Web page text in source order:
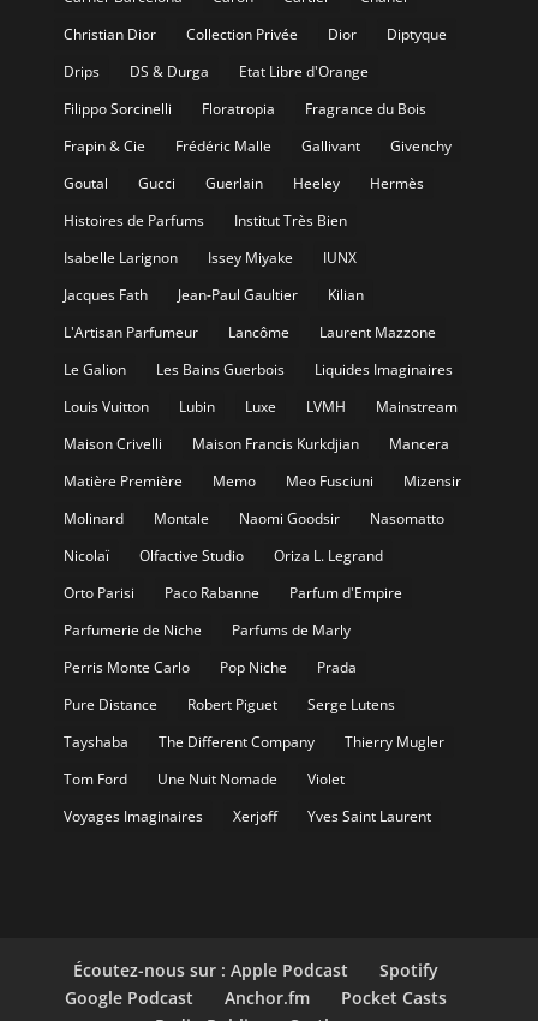
Christian Dior
Collection Privée Dior
Diptyque
Drips
DS & Durga
Etat Libre d'Orange
Filippo Sorcinelli
Floratropia
Fragrance du Bois
Frapin & Cie
Frédéric Malle Gallivant
Givenchy
Goutal
Gucci Guerlain Heeley
Hermès
Histoires de Parfums
Institut Très Bien
Isabelle Larignon
Issey Miyake
IUNX
Jacques Fath
Jean-Paul Gaultier
Kilian
L'Artisan Parfumeur
Lancôme
Laurent Mazzone
Le Galion
Les Bains Guerbois
Liquides Imaginaires
Louis Vuitton
Lubin Luxe LVMH
Mainstream
Maison Crivelli
Maison Francis Kurkdjian
Mancera
Matière Première
Memo Meo Fusciuni
Mizensir
Molinard
Montale Naomi Goodsir
Nasomatto
Nicolaï
Olfactive Studio
Oriza L. Legrand
Orto Parisi
Paco Rabanne
Parfum d'Empire
Parfumerie de Niche
Parfums de Marly
Perris Monte Carlo
Pop Niche
Prada
Pure Distance
Robert Piguet
Serge Lutens
Tayshaba
The Different Company
Thierry Mugler
Tom Ford
Une Nuit Nomade
Violet
Voyages Imaginaires
Xerjoff Yves Saint Laurent
Écoutez-nous sur : Apple Podcast
Spotify
Google Podcast
Anchor.fm
Pocket Casts